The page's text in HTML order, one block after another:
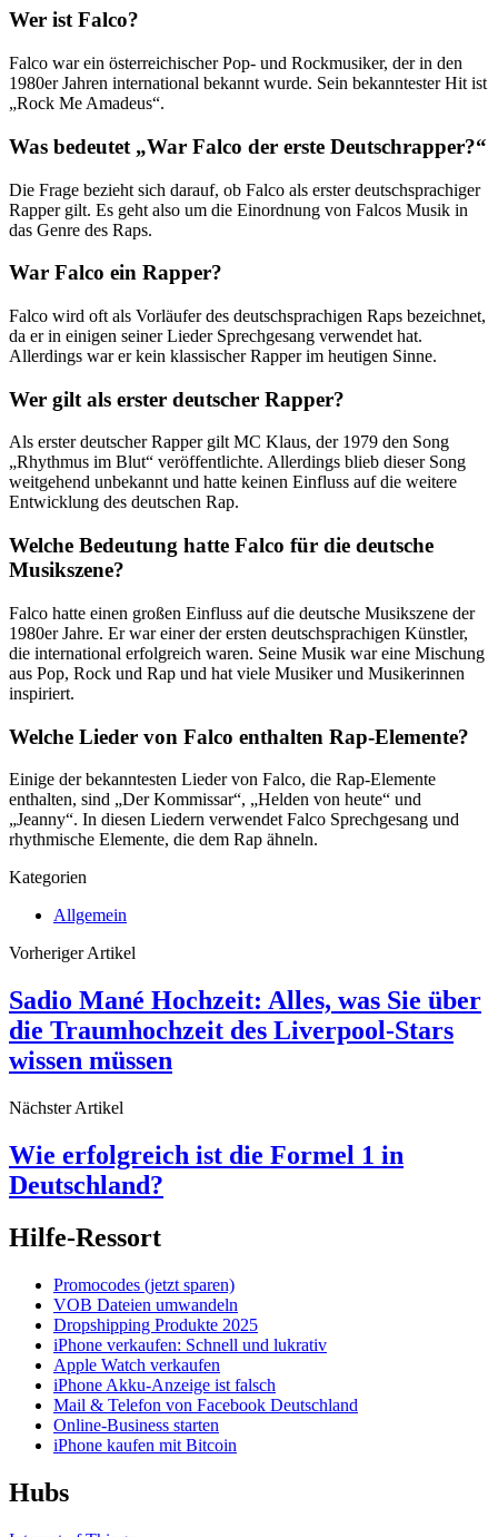
Wer ist Falco?
Falco war ein österreichischer Pop- und Rockmusiker, der in den
1980er Jahren international bekannt wurde. Sein bekanntester Hit ist
„Rock Me Amadeus“.
Was bedeutet „War Falco der erste Deutschrapper?“
Die Frage bezieht sich darauf, ob Falco als erster deutschsprachiger
Rapper gilt. Es geht also um die Einordnung von Falcos Musik in
das Genre des Raps.
War Falco ein Rapper?
Falco wird oft als Vorläufer des deutschsprachigen Raps bezeichnet,
da er in einigen seiner Lieder Sprechgesang verwendet hat.
Allerdings war er kein klassischer Rapper im heutigen Sinne.
Wer gilt als erster deutscher Rapper?
Als erster deutscher Rapper gilt MC Klaus, der 1979 den Song
„Rhythmus im Blut“ veröffentlichte. Allerdings blieb dieser Song
weitgehend unbekannt und hatte keinen Einfluss auf die weitere
Entwicklung des deutschen Rap.
Welche Bedeutung hatte Falco für die deutsche
Musikszene?
Falco hatte einen großen Einfluss auf die deutsche Musikszene der
1980er Jahre. Er war einer der ersten deutschsprachigen Künstler,
die international erfolgreich waren. Seine Musik war eine Mischung
aus Pop, Rock und Rap und hat viele Musiker und Musikerinnen
inspiriert.
Welche Lieder von Falco enthalten Rap-Elemente?
Einige der bekanntesten Lieder von Falco, die Rap-Elemente
enthalten, sind „Der Kommissar“, „Helden von heute“ und
„Jeanny“. In diesen Liedern verwendet Falco Sprechgesang und
rhythmische Elemente, die dem Rap ähneln.
Kategorien
Allgemein
Vorheriger Artikel
Sadio Mané Hochzeit: Alles, was Sie über
die Traumhochzeit des Liverpool-Stars
wissen müssen
Nächster Artikel
Wie erfolgreich ist die Formel 1 in
Deutschland?
Hilfe-Ressort
Promocodes (jetzt sparen)
VOB Dateien umwandeln
Dropshipping Produkte 2025
iPhone verkaufen: Schnell und lukrativ
Apple Watch verkaufen
iPhone Akku-Anzeige ist falsch
Mail & Telefon von Facebook Deutschland
Online-Business starten
iPhone kaufen mit Bitcoin
Hubs